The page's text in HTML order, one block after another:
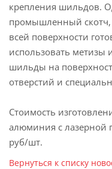
крепления шильдов.
промышленный скотч,
всей поверхности
использовать метизы
шильды на
отверстий и
Стоимость
алюминия с лазерной
руб/шт.
Вернуться к списку